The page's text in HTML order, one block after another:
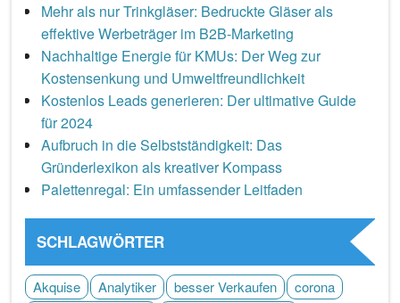
Mehr als nur Trinkgläser: Bedruckte Gläser als
effektive Werbeträger im B2B-Marketing
Nachhaltige Energie für KMUs: Der Weg zur
Kostensenkung und Umweltfreundlichkeit
Kostenlos Leads generieren: Der ultimative Guide
für 2024
Aufbruch in die Selbstständigkeit: Das
Gründerlexikon als kreativer Kompass
Palettenregal: Ein umfassender Leitfaden
SCHLAGWÖRTER
Akquise Analytiker besser Verkaufen
corona